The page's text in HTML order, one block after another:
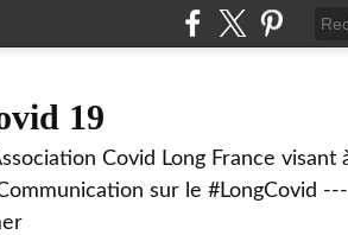
19
Covid Long France visant
Communication sur le